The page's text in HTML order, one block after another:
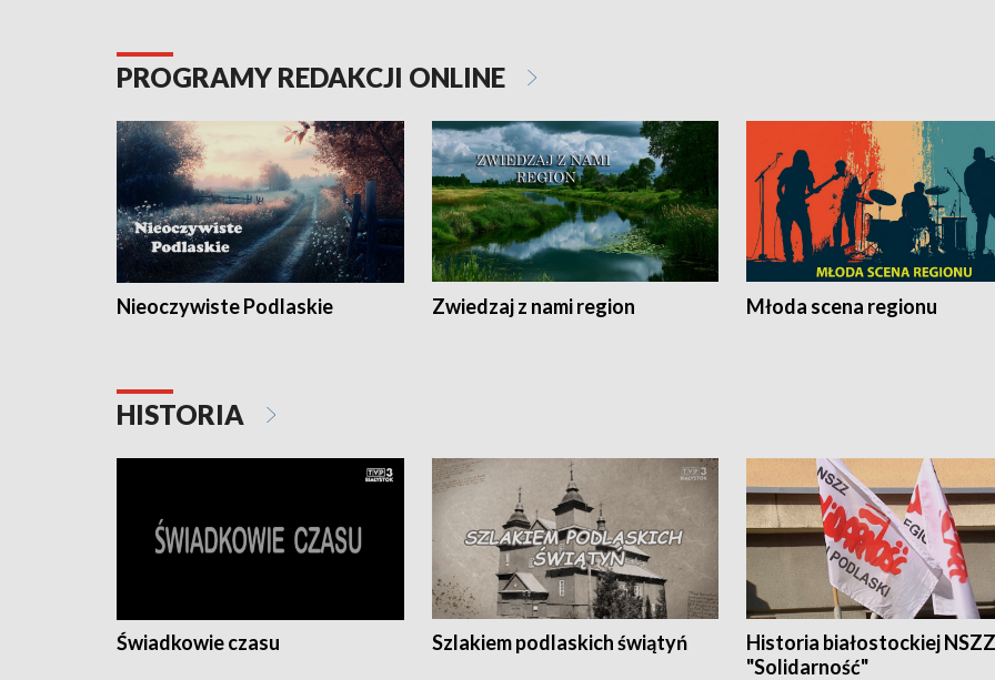
PROGRAMY REDAKCJI ONLINE
Nieoczywiste Podlaskie Zwiedzaj z nami region Młoda scena regionu
HISTORIA
Świadkowie czasu Szlakiem podlaskich świątyń
Historia białostockiej NSZZ
"Solidarność"